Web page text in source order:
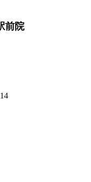
前院